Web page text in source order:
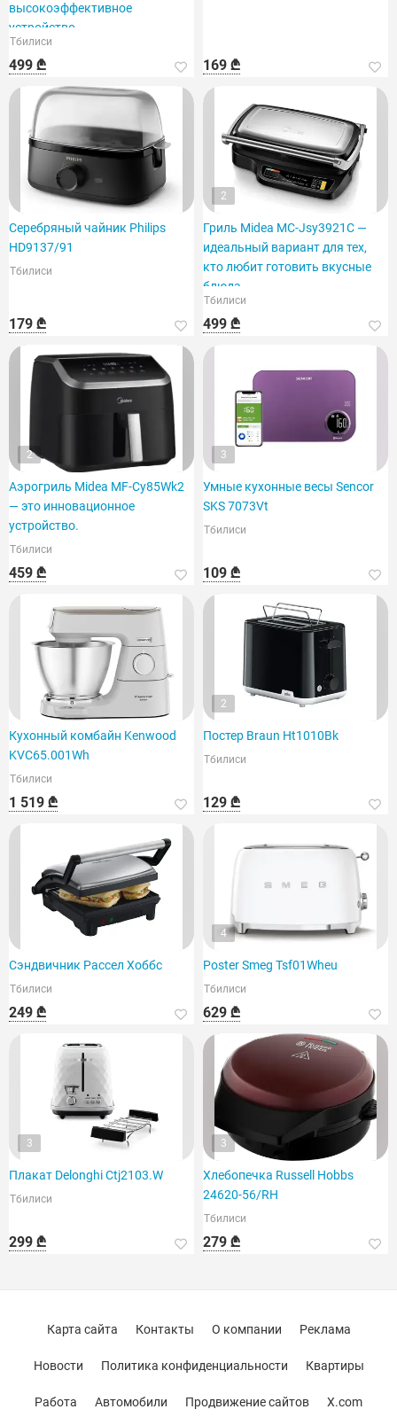
высокоэффективное
устройство.
Тбилиси
499 ₾ 169 ₾
Серебряный чайник Philips
HD9137/91
Тбилиси
179 ₾
2
Гриль Midea MC-Jsy3921C —
идеальный вариант для тех,
кто любит готовить вкусные
блюда.
Тбилиси
499 ₾
2
Аэрогриль Midea MF-Cy85Wk2
— это инновационное
устройство.
Тбилиси
459 ₾
3
Умные кухонные весы Sencor
SKS 7073Vt
Тбилиси
109 ₾
Кухонный комбайн Kenwood
KVC65.001Wh
Тбилиси
1 519 ₾
2
Постер Braun Ht1010Bk
Тбилиси
129 ₾
Сэндвичник Рассел Хоббс
Тбилиси
249 ₾
4
Poster Smeg Tsf01Wheu
Тбилиси
629 ₾
3
Плакат Delonghi Ctj2103.W
Тбилиси
299 ₾
3
Хлебопечка Russell Hobbs
24620-56/RH
Тбилиси
279 ₾
Карта сайта Контакты О компании Реклама
Новости Политика конфиденциальности Квартиры
Работа Автомобили Продвижение сайтов X.com